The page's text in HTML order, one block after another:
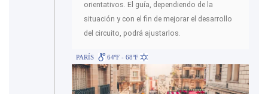
orientativos. El guía, dependiendo de la
situación y con el fin de mejorar el desarrollo
del circuito, podrá ajustarlos.
PARÍS 64ºF - 68ºF